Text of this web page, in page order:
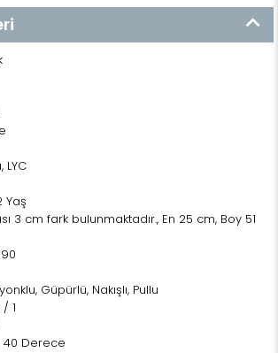
LYC
Yaş
3 cm fark bulunmaktadır., En 25 cm, Boy 51
Güpürlü, Nakışlı, Pullu
/ 1
40 Derece